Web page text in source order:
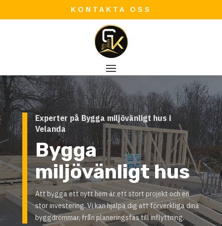
KONTAKTA OSS
Experter på Bygga miljövänligt hus i
Velanda
Bygga
miljövänligt hus
Att bygga ett nytt hem är ett stort projekt och en
stor investering. Vi kan hjälpa dig att förverkliga dina
byggdrömmar, från planeringsfas till inflyttning.